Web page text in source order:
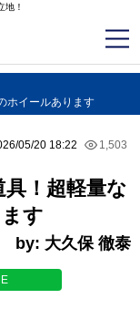
地！
ホイールあります
05/20 18:22 1,503
具！超軽量な
す
by: 大久保 徹泰